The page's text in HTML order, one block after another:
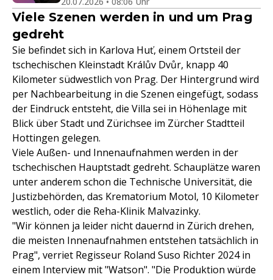
Viele Szenen werden in und um Prag
gedreht
Sie befindet sich in Karlova Huť, einem Ortsteil der
tschechischen Kleinstadt Králův Dvůr, knapp 40
Kilometer südwestlich von Prag. Der Hintergrund wird
per Nachbearbeitung in die Szenen eingefügt, sodass
der Eindruck entsteht, die Villa sei in Höhenlage mit
Blick über Stadt und Zürichsee im Zürcher Stadtteil
Hottingen gelegen.
Viele Außen- und Innenaufnahmen werden in der
tschechischen Hauptstadt gedreht. Schauplätze waren
unter anderem schon die Technische Universität, die
Justizbehörden, das Krematorium Motol, 10 Kilometer
westlich, oder die Reha-Klinik Malvazinky.
"Wir können ja leider nicht dauernd in Zürich drehen,
die meisten Innenaufnahmen entstehen tatsächlich in
Prag", verriet Regisseur Roland Suso Richter 2024 in
einem Interview mit "Watson". "Die Produktion würde